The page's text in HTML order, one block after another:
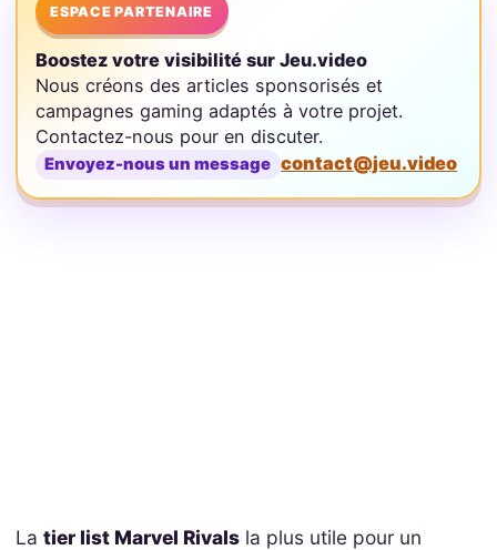
ESPACE PARTENAIRE
Boostez votre visibilité sur Jeu.video
Nous créons des articles sponsorisés et
campagnes gaming adaptés à votre projet.
Contactez-nous pour en discuter.
Envoyez-nous un message contact@jeu.video
La tier list Marvel Rivalsla plus utile pour un